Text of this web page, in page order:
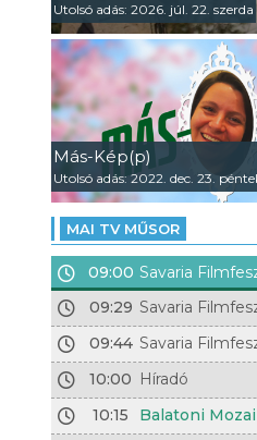
Utolsó adás: 2026. júl. 22. szerda
Más-Kép(p)
Utolsó adás: 2022. dec. 23.
MAI TV MŰSOR
09:00 Savaria
09:29 Savaria
09:44 Savaria
10:00 Híradó
10:15
Balatoni